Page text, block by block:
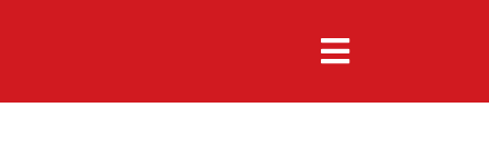
Toggle
Navigation